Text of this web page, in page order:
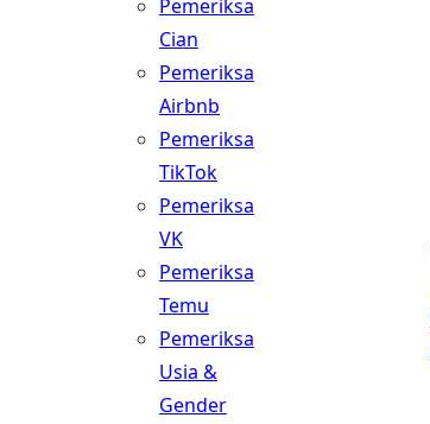
Pemeriksa
Cian
Pemeriksa
Airbnb
Pemeriksa
TikTok
Pemeriksa
VK
Pemeriksa
Temu
Pemeriksa
Usia &
Gender